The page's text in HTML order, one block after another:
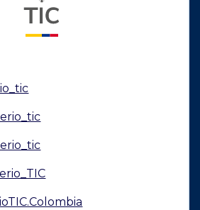
Logo Instagram
Logo Threads
Logo Tiktok
Logo Twitter